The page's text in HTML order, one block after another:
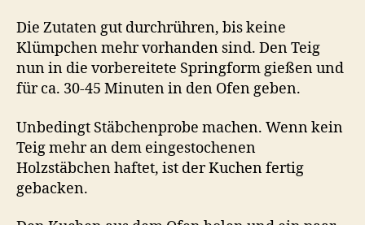
Die Zutaten gut durchrühren, bis keine
Klümpchen mehr vorhanden sind. Den Teig
nun in die vorbereitete Springform gießen und
für ca. 30-45 Minuten in den Ofen geben.
Unbedingt Stäbchenprobe machen. Wenn kein
Teig mehr an dem eingestochenen
Holzstäbchen haftet, ist der Kuchen fertig
gebacken.